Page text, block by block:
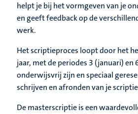
helpt je bij het vormgeven van je
en geeft feedback op de
werk.
Het scriptieproces loopt door het
jaar, met de periodes 3 (januari) en
onderwijsvrij zijn en speciaal
schrijven en afronden van je
De masterscriptie is een